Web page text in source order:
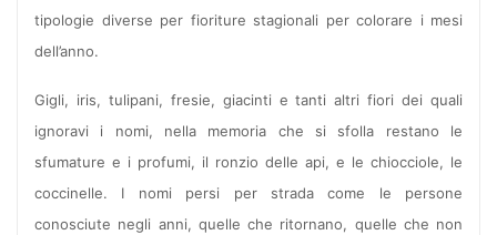
tipologie diverse per fioriture stagionali per colorare i mesi
dell’anno.
Gigli, iris, tulipani, fresie, giacinti e tanti altri fiori dei quali
ignoravi i nomi, nella memoria che si sfolla restano le
sfumature e i profumi, il ronzio delle api, e le chiocciole, le
coccinelle. I nomi persi per strada come le persone
conosciute negli anni, quelle che ritornano, quelle che non